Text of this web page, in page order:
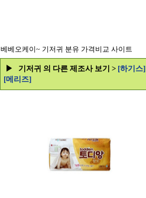
베베오케이~ 기저귀 분유 가격비교 사이트
▶ 기저귀 의 다른 제조사 보기 > [하기
[메리즈]